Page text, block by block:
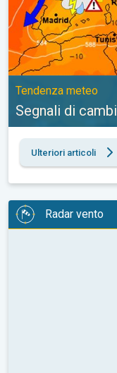
Tendenza meteo
Segnali di
Ulteriori articoli
Radar vento